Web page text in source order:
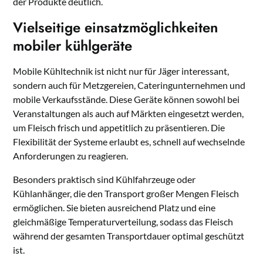
Vielseitige einsatzmöglichkeiten
mobiler kühlgeräte
Mobile Kühltechnik ist nicht nur für Jäger interessant,
sondern auch für Metzgereien, Cateringunternehmen und
mobile Verkaufsstände. Diese Geräte können sowohl bei
Veranstaltungen als auch auf Märkten eingesetzt werden,
um Fleisch frisch und appetitlich zu präsentieren. Die
Flexibilität der Systeme erlaubt es, schnell auf wechselnde
Anforderungen zu reagieren.
Besonders praktisch sind Kühlfahrzeuge oder
Kühlanhänger, die den Transport großer Mengen Fleisch
ermöglichen. Sie bieten ausreichend Platz und eine
gleichmäßige Temperaturverteilung, sodass das Fleisch
während der gesamten Transportdauer optimal geschützt
ist.